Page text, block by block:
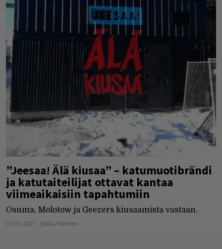
”Jeesaa! Älä kiusaa” – katumuotibrändi
ja katutaiteilijat ottavat kantaa
viimeaikaisiin tapahtumiin
Osuma, Molotow ja Geezers kiusaamista vastaan.
02.03.2021 Jukka Hätinen